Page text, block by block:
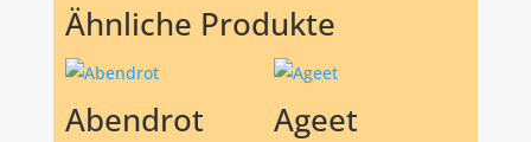
Ähnliche Produkte
Abendrot Ageet